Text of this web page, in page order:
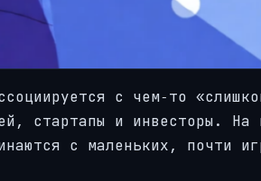
с чем‑то
стартапы и инвесторы.
с маленьких, почти